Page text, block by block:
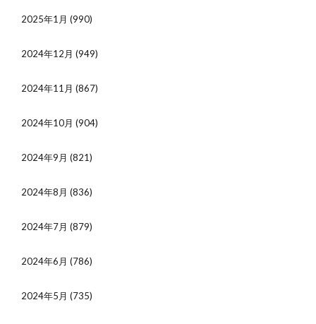
2025年1月 (990)
2024年12月 (949)
2024年11月 (867)
2024年10月 (904)
2024年9月 (821)
2024年8月 (836)
2024年7月 (879)
2024年6月 (786)
2024年5月 (735)